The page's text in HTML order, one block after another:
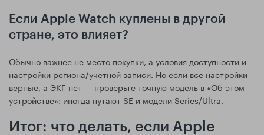
Если Apple Watch куплены в другой
стране, это влияет?
Обычно важнее не место покупки, а условия доступности и
настройки региона/учетной записи. Но если все настройки
верные, а ЭКГ нет — проверьте точную модель в «Об этом
устройстве»: иногда путают SE и модели Series/Ultra.
Итог: что делать, если Apple